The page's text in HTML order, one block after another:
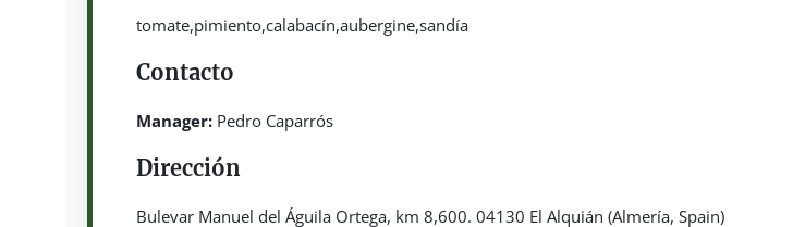
tomate,pimiento,calabacín,aubergine,sandía
Contacto
Manager: Pedro Caparrós
Dirección
Bulevar Manuel del Águila Ortega, km 8,600. 04130 El Alquián (Almería, Spain)